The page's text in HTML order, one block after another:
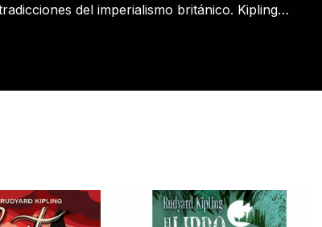
del imperialismo británico. Kipling
lleno de ritmo, aventura y observación de distintos
de su época. Su legado es amplio y complejo: por